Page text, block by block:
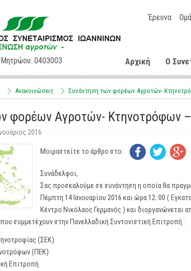
0403003
Έρευνα
Αρχική Ο
Aνακοινώσεις Συνάντηση των φορέων Αγροτών-
φορέων Αγροτών- Κτηνοτρόφων
2016
Μοιραστείτε το άρθρο στο:
Συνάδελφοι,
Σας προσκαλούμε σε συνάντηση η οποία θα
Πέμπτη 14 Ιανουαρίου 2016 και ώρα 12: 00 (
Κέντρο Νικόλαος Γερμανός ) και
συμμετέχουν στην Πανελλαδική Συντονιστική Επιτροπή :
(ΣΕΚ)
(ΠΕΚ)
Επιτροπή